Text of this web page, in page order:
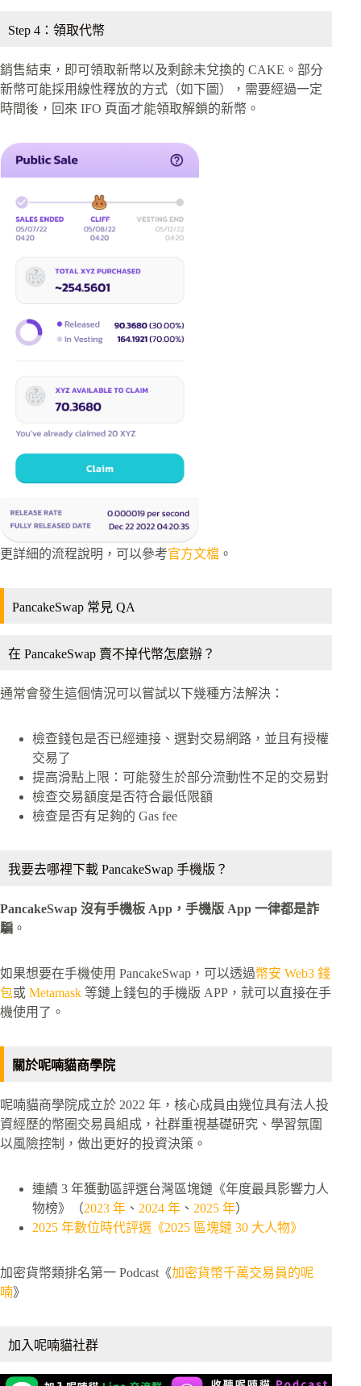
Step 4：領取代幣
銷售結束，即可領取新幣以及剩餘未兌換的 CAKE。部分
新幣可能採用線性釋放的方式（如下圖），需要經過一定
時間後，回來 IFO 頁面才能領取解鎖的新幣。
更詳細的流程說明，可以參考官方文檔 。
PancakeSwap 常見 QA
在 PancakeSwap 賣不掉代幣怎麼辦？
通常會發生這個情況可以嘗試以下幾種方法解決：
檢查錢包是否已經連接、選對交易網路，並且有授權
交易了
提高滑點上限：可能發生於部分流動性不足的交易對
檢查交易額度是否符合最低限額
檢查是否有足夠的 Gas fee
我要去哪裡下載 PancakeSwap 手機版？
PancakeSwap 沒有手機板 App，手機版 App 一律都是詐
騙 。
如果想要在手機使用 PancakeSwap，可以透過幣安 Web3 錢
包或 Metamask 等鏈上錢包的手機版 APP，就可以直接在手
機使用了。
關於呢喃貓商學院
呢喃貓商學院成立於 2022 年，核心成員由幾位具有法人投
資經歷的幣圈交易員組成，社群重視基礎研究、學習氛圍
以風險控制，做出更好的投資決策。
連續 3 年獲動區評選台灣區塊鏈《年度最具影響力人
物榜》（2023 年 、 2024 年 、 2025 年）
2025 年數位時代評選《2025 區塊鏈 30 大人物》
加密貨幣類排名第一 Podcast《加密貨幣千萬交易員的呢
喃》
加入呢喃貓社群